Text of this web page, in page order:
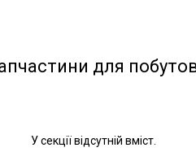
для
У секції відсутній вміст.